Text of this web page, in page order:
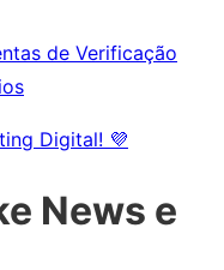
de Verificação
Digital! 💜
News e